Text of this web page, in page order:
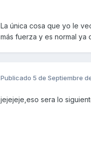
La única cosa que yo le
más fuerza y es normal ya
Publicado 5 de Septiembre
jejejeje,eso sera lo